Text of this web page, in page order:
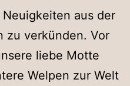
aus der
zu verkünden. Vor
liebe Motte
Welpen zur Welt